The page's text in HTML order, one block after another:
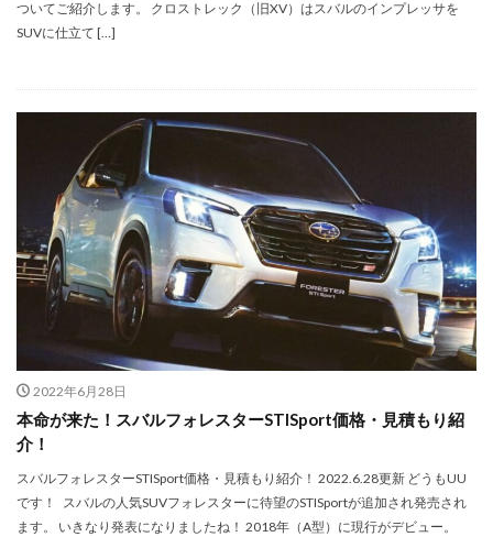
ついてご紹介します。 クロストレック（旧XV）はスバルのインプレッサを
SUVに仕立て […]
2022年6月28日
本命が来た！スバルフォレスターSTISport価格・見積もり紹
介！
スバルフォレスターSTISport価格・見積もり紹介！ 2022.6.28更新 どうもUU
です！ スバルの人気SUVフォレスターに待望のSTISportが追加され発売され
ます。 いきなり発表になりましたね！ 2018年（A型）に現行がデビュー。